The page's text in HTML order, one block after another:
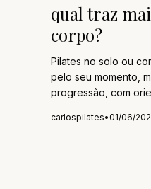
qual traz
corpo?
Pilates no solo ou
pelo seu momento,
progressão, com
carlospilates•01/06/